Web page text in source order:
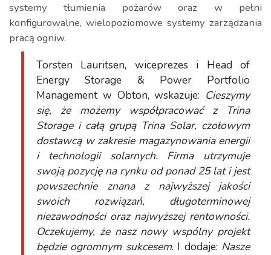
systemy tłumienia pożarów oraz w pełni
konfigurowalne, wielopoziomowe systemy zarządzania
pracą ogniw.
Torsten Lauritsen, wiceprezes i Head of
Energy Storage & Power Portfolio
Management w Obton, wskazuje: Cieszymy
się, że możemy współpracować z Trina
Storage i całą grupą Trina Solar, czołowym
dostawcą w zakresie magazynowania energii
i technologii solarnych. Firma utrzymuje
swoją pozycję na rynku od ponad 25 lat i jest
powszechnie znana z najwyższej jakości
swoich rozwiązań, długoterminowej
niezawodności oraz najwyższej rentowności.
Oczekujemy, że nasz nowy wspólny projekt
będzie ogromnym sukcesem. I dodaje: Nasze